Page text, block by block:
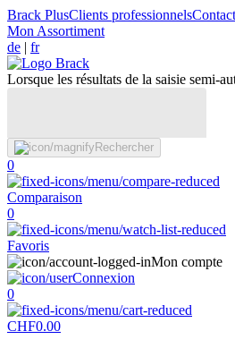
Brack PlusClients professionnelsContact
Mon Assortiment
de | fr
Lorsque les résultats de la saisie semi-
Rechercher
0
Comparaison
0
Favoris
Mon compte
Connexion
0
CHF0.00